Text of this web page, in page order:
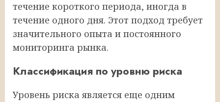
течение короткого периода, иногда в
течение одного дня. Этот подход требует
значительного опыта и постоянного
мониторинга рынка.
Классификация по уровню риска
Уровень риска является еще одним